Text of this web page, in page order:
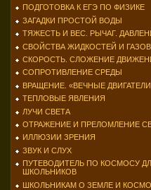
ПОДГОТОВКА К ЕГЭ ПО ФИЗИКЕ
ЗАГАДКИ ПРОСТОЙ ВОДЫ
ТЯЖЕСТЬ И ВЕС. РЫЧАГ.
СВОЙСТВА ЖИДКОСТЕЙ И ГАЗОВ
СКОРОСТЬ. СЛОЖЕНИЕ
СОПРОТИВЛЕНИЕ СРЕДЫ
ВРАЩЕНИЕ. «ВЕЧНЫЕ
ТЕПЛОВЫЕ ЯВЛЕНИЯ
ЛУЧИ СВЕТА
ОТРАЖЕНИЕ И ПРЕЛОМЛЕНИЕ
ИЛЛЮЗИИ ЗРЕНИЯ
ЗВУК И СЛУХ
ПУТЕВОДИТЕЛЬ ПО КОСМОСУ
ШКОЛЬНИКОВ
ШКОЛЬНИКАМ О ЗЕМЛЕ И